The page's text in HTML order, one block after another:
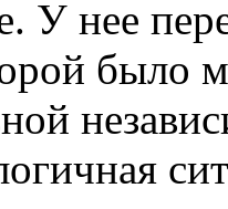
У нее
было